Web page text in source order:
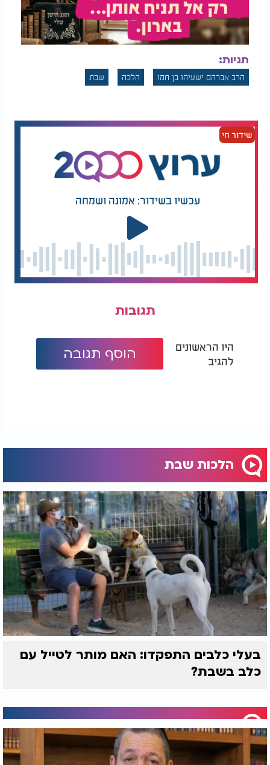
תגיות:
הרב אברהם ישעיהו בן חמו הלכה שבת
שידור חי
עכשיו בשידור: אמונה ושמחה
תגובות
היו הראשונים
להגיב
הוסף תגובה
הלכות שבת
בעלי כלבים התפקדו: האם מותר לטייל עם
כלב בשבת?